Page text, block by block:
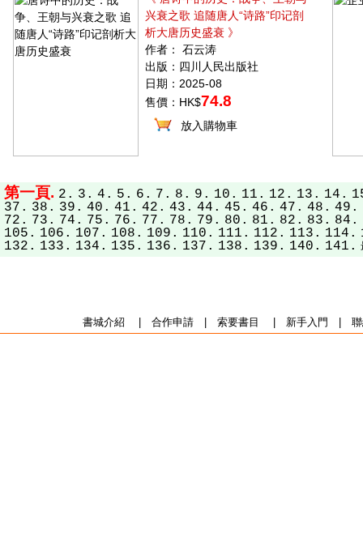
兴衰之歌 追随唐人“诗路”印记剖
析大唐历史盛衰 》
作者： 石云涛
出版：四川人民出版社
日期：2025-08
售價：HK$74.8
放入購物車
第一頁. 2. 3. 4. 5. 6. 7. 8. 9. 10. 11. 12. 13. 14.
37. 38. 39. 40. 41. 42. 43. 44. 45. 46. 47. 48. 49.
72. 73. 74. 75. 76. 77. 78. 79. 80. 81. 82. 83. 84.
105. 106. 107. 108. 109. 110. 111. 112. 113. 114.
132. 133. 134. 135. 136. 137. 138. 139. 140. 141.
書城介紹 合作申請| 索要書目 新手入門